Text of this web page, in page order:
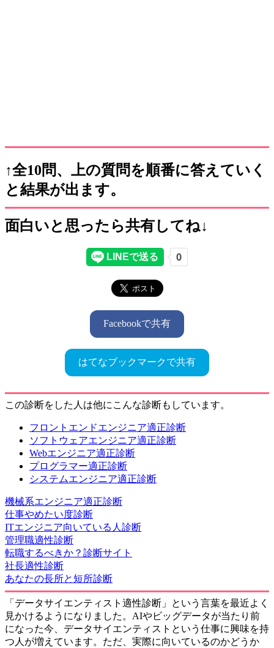
↑全10問、上の質問を順番に答えていく
と結果が出ます。
面白いと思ったら共有してね↓
Facebookで共有
はてなブックマークで共有
この診断をした人は他にこんな診断もしています。
フロントエンドエンジニア適正診断
ソフトウェアエンジニア適正診断
Webエンジニア適正診断
プログラマー適正診断
システムエンジニア適正診断
機械系エンジニア適正診断
仕事やめたい度診断
ITエンジニア向いている人診断
管理職適性診断
転職するべきか？診断サイト
社長適性診断
あなたの長所と短所診断
「データサイエンティスト適性診断」という言葉を最近よく
見かけるようになりました。AIやビッグデータが当たり前
になった今、データサイエンティストという仕事に興味を持
つ人が増えています。ただ、実際に向いているのかどうか